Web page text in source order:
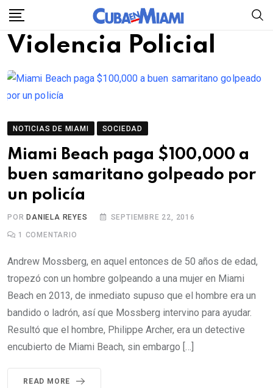
Skip
content
Violencia Policial
NOTICIAS DE MIAMI SOCIEDAD
Miami Beach paga $100,000 a
buen samaritano golpeado por
un policía
POR DANIELA REYES SEPTIEMBRE 22, 2016
1 COMENTARIO
Andrew Mossberg, en aquel entonces de 50 años de edad,
tropezó con un hombre golpeando a una mujer en Miami
Beach en 2013, de inmediato supuso que el hombre era un
bandido o ladrón, así que Mossberg intervino para ayudar.
Resultó que el hombre, Philippe Archer, era un detective
encubierto de Miami Beach, sin embargo […]
READ MORE